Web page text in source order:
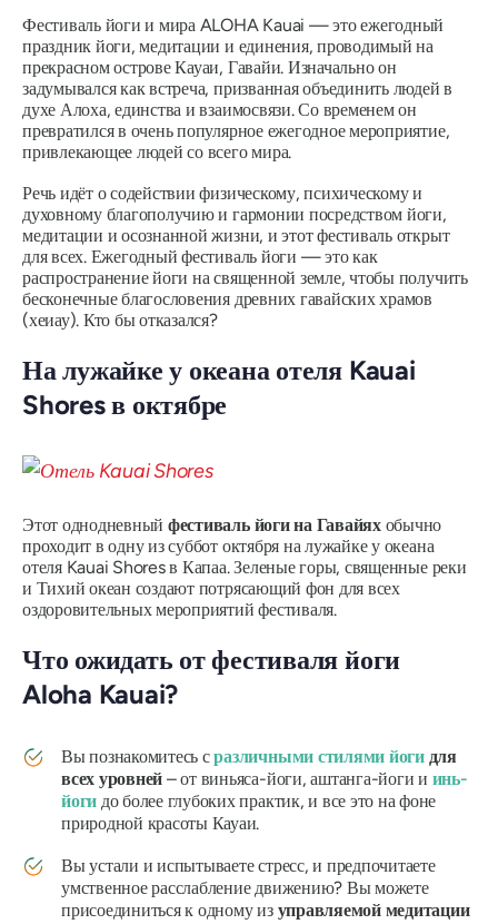
Фестиваль йоги и мира ALOHA Kauai — это ежегодный
праздник йоги, медитации и единения, проводимый на
прекрасном острове Кауаи, Гавайи. Изначально он
задумывался как встреча, призванная объединить людей в
духе Алоха, единства и взаимосвязи. Со временем он
превратился в очень популярное ежегодное мероприятие,
привлекающее людей со всего мира.
Речь идёт о содействии физическому, психическому и
духовному благополучию и гармонии посредством йоги,
медитации и осознанной жизни, и этот фестиваль открыт
для всех. Ежегодный фестиваль йоги — это как
распространение йоги на священной земле, чтобы получить
бесконечные благословения древних гавайских храмов
(хеиау). Кто бы отказался?
На лужайке у океана отеля Kauai
Shores в октябре
Этот однодневный фестиваль йоги на Гавайях обычно
проходит в одну из суббот октября на лужайке у океана
отеля Kauai Shores в Капаа. Зеленые горы, священные реки
и Тихий океан создают потрясающий фон для всех
оздоровительных мероприятий фестиваля.
Что ожидать от фестиваля йоги
Aloha Kauai?
Вы познакомитесь сразличными стилями йогидля
всех уровней – от виньяса-йоги, аштанга-йоги и инь-
йоги до более глубоких практик, и все это на фоне
природной красоты Кауаи.
Вы устали и испытываете стресс, и предпочитаете
умственное расслабление движению? Вы можете
присоединиться к одному из управляемой медитации